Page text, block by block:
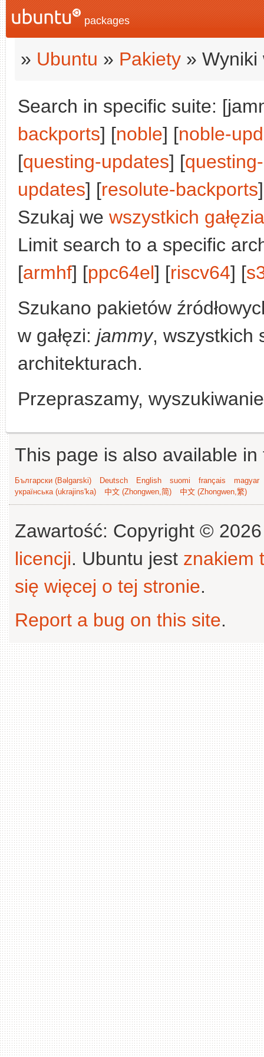
packages
» Ubuntu » Pakiety » Wyniki
Search in specific suite:
backports] [noble] [noble-
[questing-updates] [
updates] [resolute-backports
Szukaj we wszystkich
Limit search to a specific
[armhf] [ppc64el] [riscv64] [
Szukano pakietów
w gałęzi: jammy, wszystkich
architekturach.
Przepraszamy,
This page is also available
Български (Bəlgarski) Deutsch English suomi français
magyar
українська (ukrajins'ka)
中文 (Zhongwen,简) 中文 (Zhongwen,繁)
Zawartość: Copyright ©
licencji. Ubuntu jest znakiem
się więcej o tej stronie.
Report a bug on this site.